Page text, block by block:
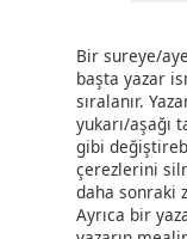
Bir sureye/
başta yazar
sıralanır.
yukarı/aşağı
gibi
çerezlerini
daha sonraki
Ayrıca bir